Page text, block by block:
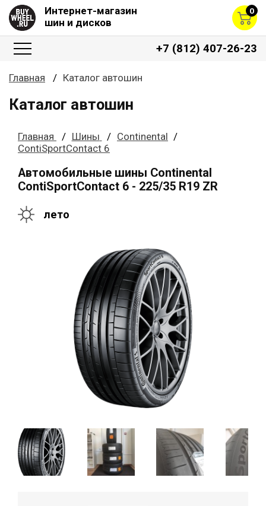
Интернет-магазин
шин и дисков
0
+7 (812) 407-26-23
Главная Каталог автошин
Каталог автошин
Главная Шины
Continental
ContiSportContact 6
Автомобильные шины Continental
ContiSportContact 6 - 225/35 R19 ZR
лето